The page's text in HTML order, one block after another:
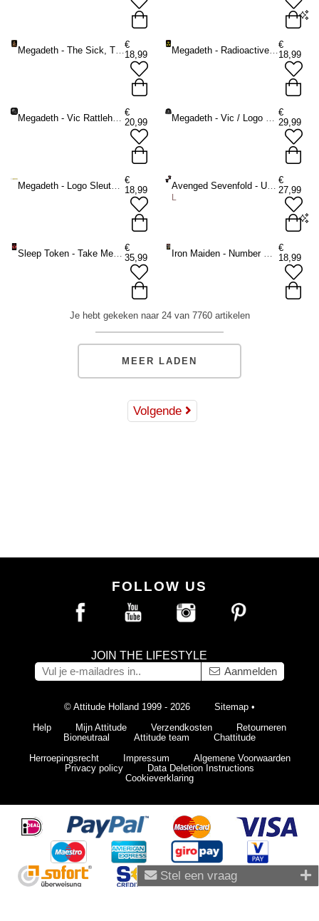
S
Megadeth - The Sick, The Dying And The Dead Rugpatch - Zwart
€
18,99
Megadeth - Radioactive Rugpatch - Zwart
€
18,99
Megadeth - Vic Rattlehead Bandana - Zwart
€
20,99
Megadeth - Vic / Logo JD Print Beanie Muts - Zwart
€
29,99
Megadeth - Logo Sleutelhanger - Zilverkleurig/Geel
€
18,99
Avenged Sevenfold - Unholy Confessions Heren Tshirt - Zwart
L
€
27,99
L
Sleep Token - Take Me Back To Eden Textiel Poster - Zwart
€
35,99
Iron Maiden - Number Of The Beast Rugpatch - Multicolours
€
18,99
Je hebt gekeken naar 24 van 7760 artikelen
MEER LADEN
Volgende
Stel een vraag
FOLLOW US
JOIN THE LIFESTYLE
Aanmelden
© Attitude Holland 1999 - 2026 Sitemap •
Help
Mijn Attitude Verzendkosten
Retourneren
Bioneutraal
Attitude team
Chattitude
Herroepingsrecht
Impressum
Algemene Voorwaarden
Privacy policy
Data Deletion Instructions
Cookieverklaring